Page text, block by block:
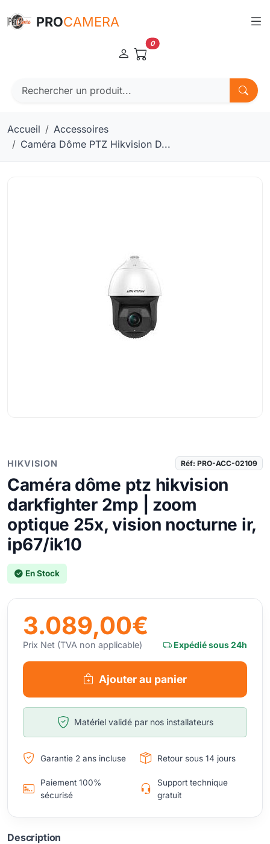
PROCAMERA
0
Accueil
Accessoires
Caméra Dôme PTZ Hikvision D...
HIKVISION Réf: PRO-ACC-02109
Caméra dôme ptz hikvision
darkfighter 2mp | zoom
optique 25x, vision nocturne ir,
ip67/ik10
En Stock
3.089,00€
Prix Net (TVA non applicable) Expédié sous 24h
Ajouter au panier
Matériel validé par nos installateurs
Garantie 2 ans incluse Retour sous 14 jours
Paiement 100%
sécurisé
Support technique
gratuit
Description